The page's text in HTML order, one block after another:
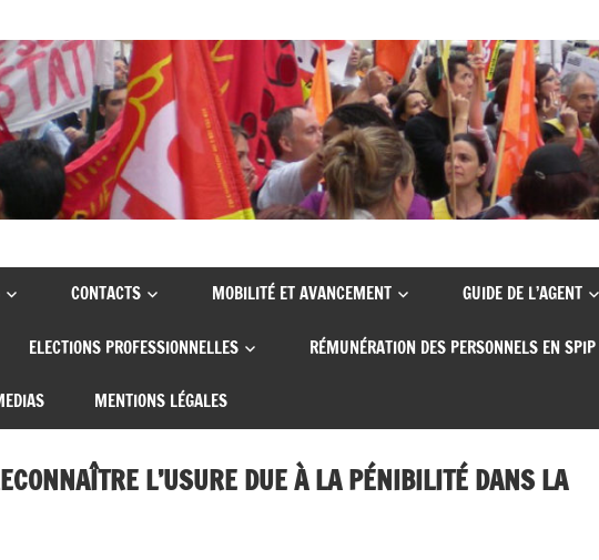
CONTACTS MOBILITÉ ET AVANCEMENT GUIDE DE L’AGENT
ELECTIONS PROFESSIONNELLES RÉMUNÉRATION DES PERSONNELS EN SPIP
MENTIONS LÉGALES
L’USURE DUE À LA PÉNIBILITÉ DANS LA